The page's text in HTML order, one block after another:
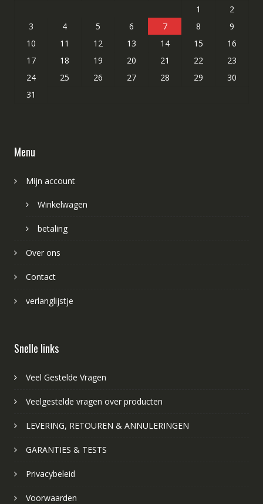
1
2
3
4 5 6 7 8
9
10
11 12 13 14 15
16
17
18 19 20 21 22
23
24
25 26 27 28 29
30
31
Menu
Mijn account
Winkelwagen
betaling
Over ons
Contact
verlanglijstje
Snelle links
Veel Gestelde Vragen
Veelgestelde vragen over producten
LEVERING, RETOUREN & ANNULERINGEN
GARANTIES & TESTS
Privacybeleid
Voorwaarden